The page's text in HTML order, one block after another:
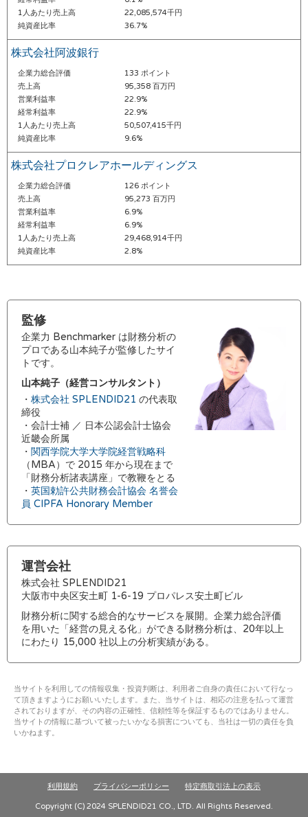
1人あたり売上高
22,085,574千円
純資産比率
36.7%
株式会社阿波銀行
企業力総合評価
133 ポイント
売上高
95,358 百万円
営業利益率
22.9%
経常利益率
22.9%
1人あたり売上高
50,507,415千円
純資産比率
9.6%
株式会社プロクレアホールディングス
企業力総合評価
126 ポイント
売上高
95,273 百万円
営業利益率
6.9%
経常利益率
6.9%
1人あたり売上高
29,468,914千円
純資産比率
2.8%
監修
企業力 Benchmarker は財務分析の
プロである山本純子が監修したサイ
トです。
山本純子（経営コンサルタント）
・ 株式会社 SPLENDID21 の代表取
締役
・会計士補 ／ 日本公認会計士協会
近畿会所属
・ 関西学院大学大学院経営戦略科
（MBA）で 2015 年から現在まで
「財務分析諸表講座」で教鞭をとる
・ 英国勅許公共財務会計協会 名誉会
員 CIPFA Honorary Member
運営会社
株式会社 SPLENDID21
大阪市中央区安土町 1-6-19 プロパレス安土町ビル
財務分析に関する総合的なサービスを展開。企業力総合評価
を用いた「経営の見える化」ができる財務分析は、20年以上
にわたり 15,000 社以上の分析実績がある。
当サイトを利用しての情報収集・投資判断は、利用者ご自身の責任において行なっ
て頂きますようにお願いいたします。また、当サイトは、相応の注意を払って運営
されておりますが、その内容の正確性、信頼性等を保証するものではありません。
当サイトの情報に基づいて被ったいかなる損害についても、当社は一切の責任を負
いかねます。
利用規約 プライバシーポリシー 特定商取引法上の表示
Copyright (C) 2024 SPLENDID21 CO., LTD. All Rights Reserved.